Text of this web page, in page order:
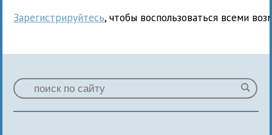
Зарегистрируйтесь, чтобы воспользоваться всеми